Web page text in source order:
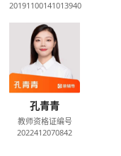
20191100141013940
孔青青
教师资格证编号
2022412070842